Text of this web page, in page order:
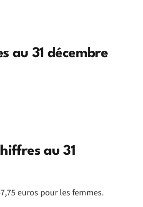
au 31 décembre
au 31
euros pour les femmes.